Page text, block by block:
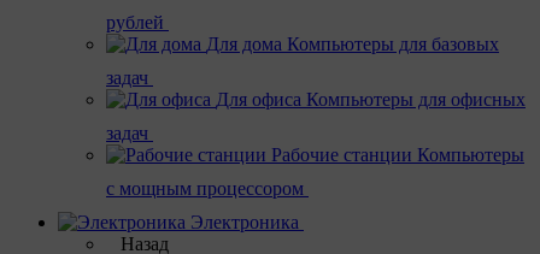
рублей
Для дома Компьютеры для базовых
задач
Для офиса Компьютеры для офисных
задач
Рабочие станции Компьютеры
с мощным процессором
Электроника
Назад